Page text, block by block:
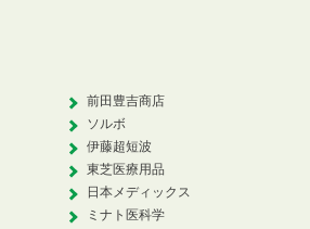
前田豊吉商店
ソルボ
伊藤超短波
東芝医療用品
日本メディックス
ミナト医科学